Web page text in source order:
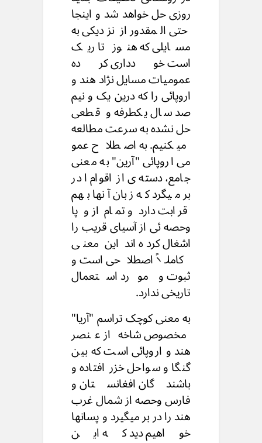
روزی حل خواهد شد و اینجا
حتی المقدور از نزدیکی به
مسایلی که هنوز تا ریک
است خودداری کرده
عمومیات مسایل نژاد هند و
اروپائی را که درین یک و نیم
صد سال یکطرفه و قطعی
حل نشده به سرعت مطالعه
میکنیم. به اصطلا ح عمو
می اروپائی "آرین" به معنی
جامع، دسته ی از اقوام ا در
بر میگرد که زبان آنها بهم
قرابت دارد و تمام از و پا
وحصه ئی از آسیای قریب را
اشغال کرده اند این معنی
کاملاً اصطلاحی است و
ثبوت و مورد استعمال
تاریخی ندارد.
به معنى کوچک تراسم "آریا"
مخصوص شاخه از عنصر
هند و اروپائی است که بین
گنگا و سواحل خزر افتاده و
باشندگان افغانستان و
فارس وحصه از شمال غرب
هند را در بر میگیرد و پسانها
خواهیم دید که این